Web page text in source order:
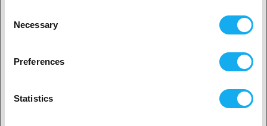
Selection
Necessary
Preferences
Statistics
dzięki filamentowi Copymaster3D PLA. Pochodzący z
zasobów odnawialnych PLA jest materiałem
tylko kreatywne, ale także przyjazne dla środowiska.
Kompatybilność:
niezawodną wydajność z filamentem Copymaster3D PLA.
Nasz filament przechodzi rygorystyczne środki kontroli